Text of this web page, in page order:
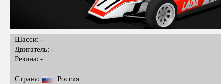
Шасси: -
Двигатель: -
Резина: -
Страна:
Россия